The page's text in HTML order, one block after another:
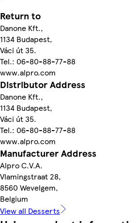
Return to
Danone Kft.,
1134 Budapest,
Váci út 35.
Tel.: 06-80-88-77-88
www.alpro.com
Distributor Address
Danone Kft.,
1134 Budapest,
Váci út 35.
Tel.: 06-80-88-77-88
www.alpro.com
Manufacturer Address
Alpro C.V.A.
Vlamingstraat 28,
8560 Wevelgem,
Belgium
View all Desserts